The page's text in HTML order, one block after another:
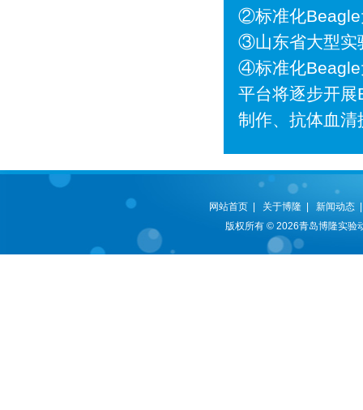
②标准化Beagle
③山东省大型实
④标准化Beagle
平台将逐步开
制作、抗体血
网站首页 关于博隆 |新闻动态
版权所有 © 2026青岛博隆实验